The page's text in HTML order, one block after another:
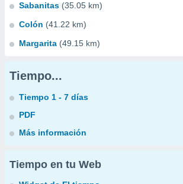
Sabanitas (35.05 km)
Colón (41.22 km)
Margarita (49.15 km)
Tiempo...
Tiempo 1 - 7 días
PDF
Más información
Tiempo en tu Web